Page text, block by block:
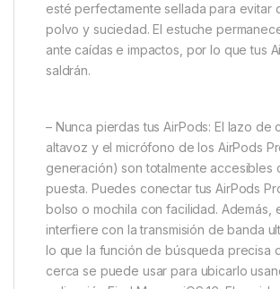
esté perfectamente sellada para evitar
polvo y suciedad. El estuche
ante caídas e impactos, por lo que tus
saldrán.
– Nunca pierdas tus AirPods: El lazo de
altavoz y el micrófono de los AirPods
generación) son totalmente accesibles
puesta. Puedes conectar tus AirPods
bolso o mochila con facilidad. Además,
interfiere con la transmisión de banda
lo que la función de búsqueda precisa
cerca se puede usar para ubicarlo